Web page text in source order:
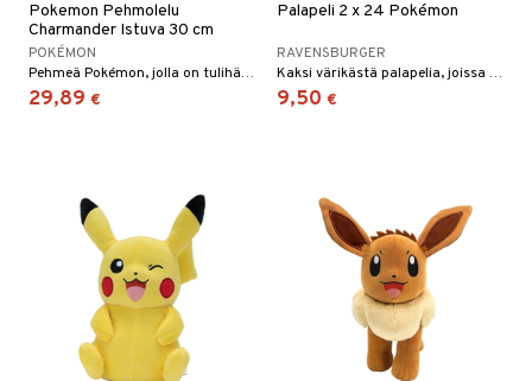
Pokemon Pehmolelu
Charmander Istuva 30 cm
POKÉMON
Pehmeä Pokémon, jolla on tulihäntä.
29,89 €
Palapeli 2 x 24 Pokémon
RAVENSBURGER
Kaksi värikästä palapelia, joissa ovat Pikachu, Eevee ja muut Pokémon-ystävät.
9,50 €